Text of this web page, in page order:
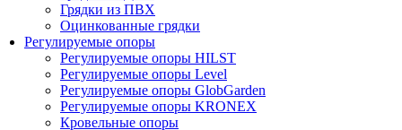
Грядки из ПВХ
Оцинкованные грядки
Регулируемые опоры
Регулируемые опоры HILST
Регулируемые опоры Level
Регулируемые опоры GlobGarden
Регулируемые опоры KRONEX
Кровельные опоры